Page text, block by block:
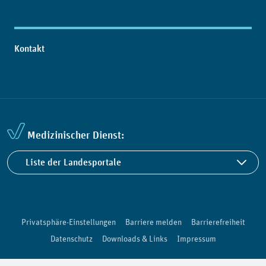
Kontakt
Medizinischer Dienst:
Liste der Landesportale
Privatsphäre-Einstellungen Barriere melden
Barrierefreiheit
Datenschutz
Downloads & Links Impressum